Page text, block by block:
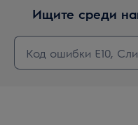
Ищите среди